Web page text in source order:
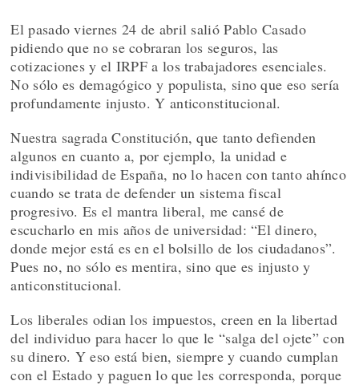
El pasado viernes 24 de abril salió Pablo Casado
pidiendo que no se cobraran los seguros, las
cotizaciones y el IRPF a los trabajadores esenciales.
No sólo es demagógico y populista, sino que eso sería
profundamente injusto. Y anticonstitucional.
Nuestra sagrada Constitución, que tanto defienden
algunos en cuanto a, por ejemplo, la unidad e
indivisibilidad de España, no lo hacen con tanto ahínco
cuando se trata de defender un sistema fiscal
progresivo. Es el mantra liberal, me cansé de
escucharlo en mis años de universidad: “El dinero,
donde mejor está es en el bolsillo de los ciudadanos”.
Pues no, no sólo es mentira, sino que es injusto y
anticonstitucional.
Los liberales odian los impuestos, creen en la libertad
del individuo para hacer lo que le “salga del ojete” con
su dinero. Y eso está bien, siempre y cuando cumplan
con el Estado y paguen lo que les corresponda, porque